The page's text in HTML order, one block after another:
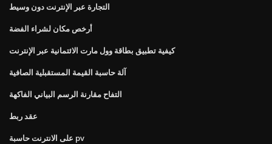
التجارة عبر الإنترنت دون وسيط
أرخص مكان لشراء الفضة
كيفية تطبيق بطاقة وول مارت الائتمانية عبر الإنترنت
آلة حاسبة القيمة المستقبلية الصافية
التفاح مقارنة الرسم البياني الفاكهة
عقد ربط
على الانترنت حاسبة pv